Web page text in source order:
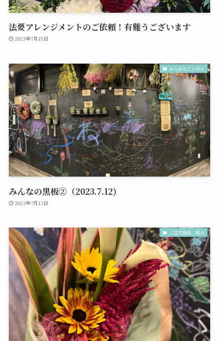
法要アレンジメントのご依頼！有難うございます
2023年7月15日
みんなのこくばん
みんなの黒板②（2023.7.12)
2023年7月13日
ご注文商品 紹介